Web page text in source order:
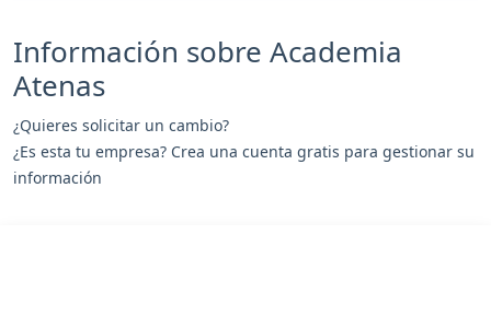
Información sobre Academia
Atenas
¿Quieres solicitar un cambio?
¿Es esta tu empresa? Crea una cuenta gratis para gestionar su
información